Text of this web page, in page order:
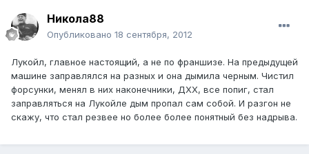
Никола88
Опубликовано 18 сентября, 2012
Лукойл, главное настоящий, а не по франшизе. На предыдущей
машине заправлялся на разных и она дымила черным. Чистил
форсунки, менял в них наконечники, ДХХ, все попиг, стал
заправляться на Лукойле дым пропал сам собой. И разгон не
скажу, что стал резвее но более более понятный без надрыва.